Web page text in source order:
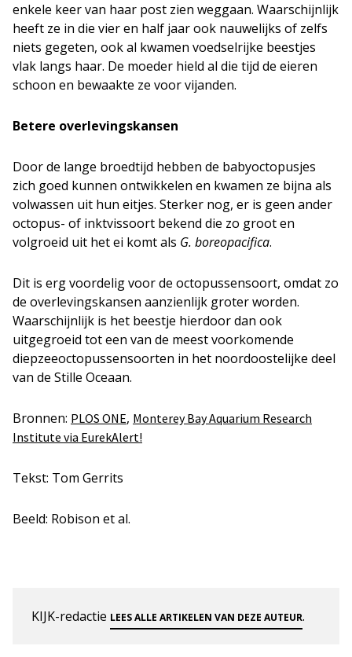
enkele keer van haar post zien weggaan. Waarschijnlijk
heeft ze in die vier en half jaar ook nauwelijks of zelfs
niets gegeten, ook al kwamen voedselrijke beestjes
vlak langs haar. De moeder hield al die tijd de eieren
schoon en bewaakte ze voor vijanden.
Betere overlevingskansen
Door de lange broedtijd hebben de babyoctopusjes
zich goed kunnen ontwikkelen en kwamen ze bijna als
volwassen uit hun eitjes. Sterker nog, er is geen ander
octopus- of inktvissoort bekend die zo groot en
volgroeid uit het ei komt als G. boreopacifica.
Dit is erg voordelig voor de octopussensoort, omdat zo
de overlevingskansen aanzienlijk groter worden.
Waarschijnlijk is het beestje hierdoor dan ook
uitgegroeid tot een van de meest voorkomende
diepzeeoctopussensoorten in het noordoostelijke deel
van de Stille Oceaan.
Bronnen: PLOS ONE, Monterey Bay Aquarium Research
Institute via EurekAlert!
Tekst: Tom Gerrits
Beeld: Robison et al.
KIJK-redactie LEES ALLE ARTIKELEN VAN DEZE AUTEUR.